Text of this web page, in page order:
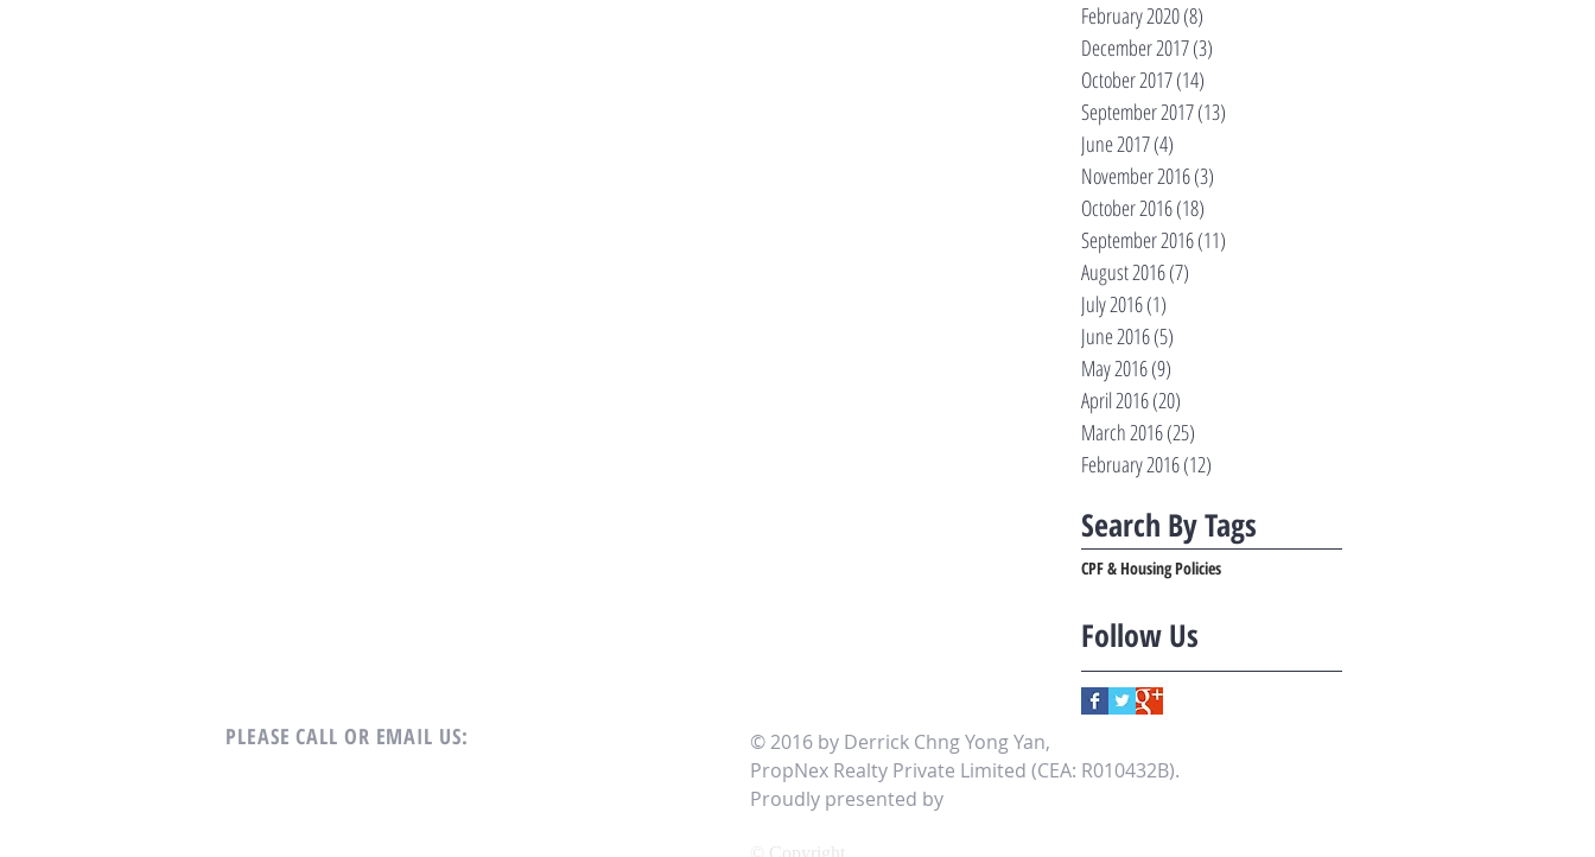
February 2020(8)
December 2017(3)
October 2017(14)
September 2017(13)
June 2017(4)
November 2016(3)
October 2016(18)
September 2016(11)
August 2016(7)
July 2016(1)
June 2016(5)
May 2016(9)
April 2016(20)
March 2016(25)
February 2016(12)
Search By Tags
CPF & Housing Policies
Follow Us
PLEASE CALL OR EMAIL US:
© 2016 by Derrick Chng Yong Yan,
PropNex Realty Private Limited (CEA: R010432B).
Proudly presented by
© Copyright